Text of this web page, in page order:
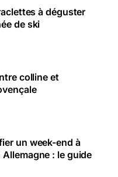
à déguster
de ski
colline et
un week-end à
Allemagne : le guide